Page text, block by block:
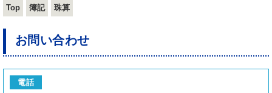
Top 簿記 珠算
お問い合わせ
電話